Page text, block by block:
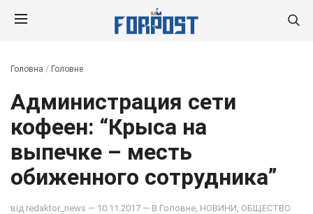
Головна / Головне
Администрация сети
кофеен: “Крыса на
выпечке – месть
обиженного сотрудника”
від redaktor_news — 10.11.2017 — В Головне НОВИНИ ОБЩЕСТВО